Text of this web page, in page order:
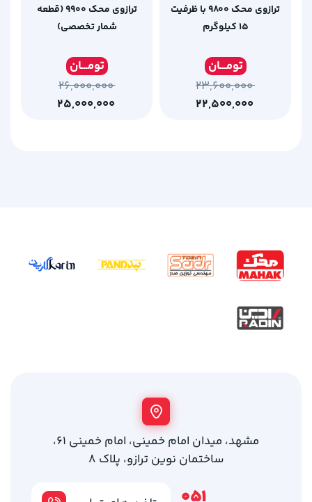
ترازوی محک 9800 با ظرفیت
15 کیلوگرم
تومـــان
۲۳,۶۰۰,۰۰۰
ترازوی محک 9900 (قطعه
شمار تخصصی)
تومـــان
۲۶,۰۰۰,۰۰۰
مشهد، میدان امام خمینی، امام خمینی 61،
ساختمان نوین ترازو، پلاک 8